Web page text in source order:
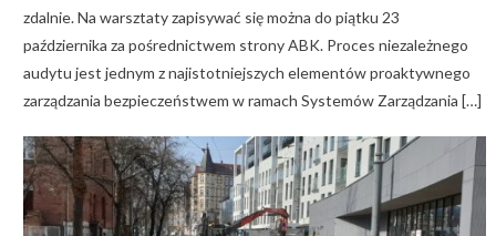
zdalnie. Na warsztaty zapisywać się można do piątku 23
października za pośrednictwem strony ABK. Proces niezależnego
audytu jest jednym z najistotniejszych elementów proaktywnego
zarządzania bezpieczeństwem w ramach Systemów Zarządzania […]